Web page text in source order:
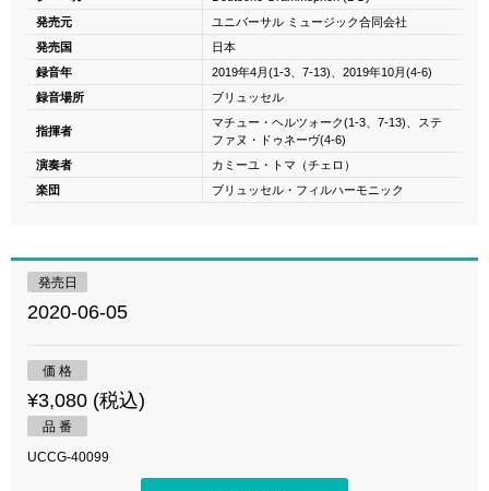
発売元
ユニバーサル ミュージック合同会社
発売国
日本
録音年
2019年4月(1-3、7-13)、2019年10月(4-6)
録音場所
ブリュッセル
指揮者
マチュー・ヘルツォーク(1-3、7-13)、ステ
ファヌ・ドゥネーヴ(4-6)
演奏者
カミーユ・トマ（チェロ）
楽団
ブリュッセル・フィルハーモニック
発売日
2020-06-05
価 格
¥3,080 (税込)
品 番
UCCG-40099